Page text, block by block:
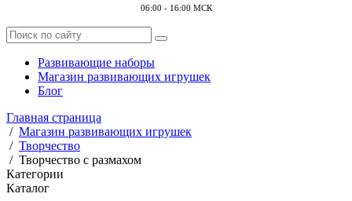
06:00 - 16:00 МСК
Развивающие наборы
Магазин развивающих игрушек
Блог
Главная страница
/ Магазин развивающих игрушек
/ Творчество
/ Творчество с размахом
Категории
Каталог